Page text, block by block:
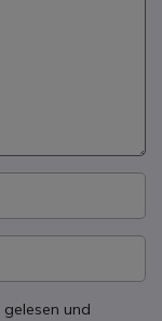
gelesen und